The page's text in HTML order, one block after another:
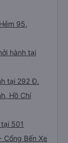
95,
hành tại
tại 292 Đ.
Hồ Chí
501
Cổng Bến Xe